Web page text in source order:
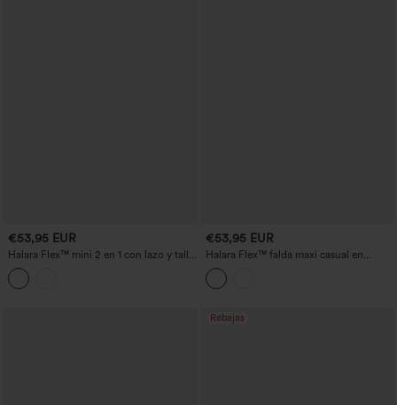
€53,95 EUR
Halara Flex™ mini 2 en 1 con lazo y talle
medio, denim lavado — falda burbuja
informal
€53,95 EUR
Halara Flex™ falda maxi casual en
denim lavado a rayas de talle alto con
bolsillos
Rebajas